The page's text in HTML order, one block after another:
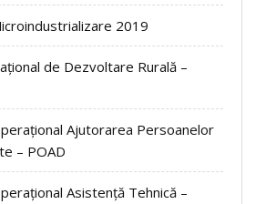
2019
de Dezvoltare Rurală –
Ajutorarea Persoanelor
– POAD
Asistență Tehnică –